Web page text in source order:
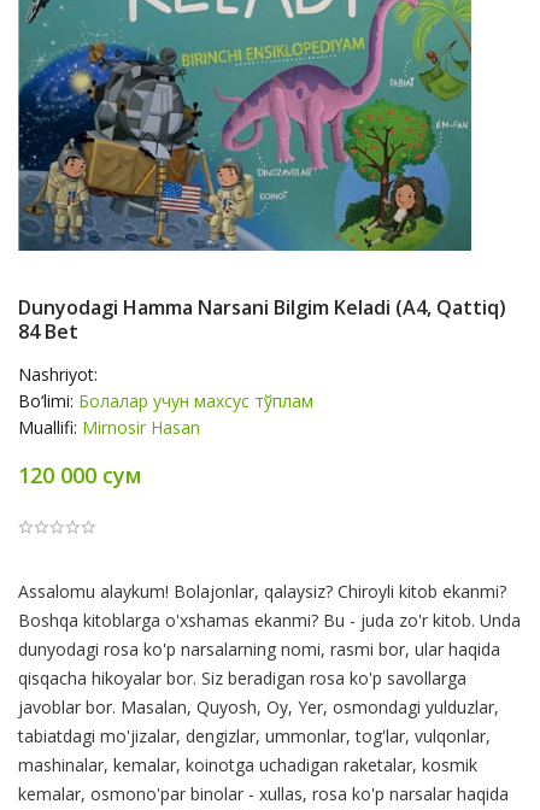
Dunyodagi Hamma Narsani Bilgim Keladi (А4, Qattiq)
84 Bet
Nashriyot:
Bo‘limi: Болалар учун махсус тўплам
Muallifi: Mirnosir Hasan
120 000 сум
Product
Summery
Assalomu alaykum! Bolajonlar, qalaysiz? Chiroyli kitob ekanmi?
Boshqa kitoblarga o'xshamas ekanmi? Bu - juda zo'r kitob. Unda
dunyodagi rosa ko'p narsalarning nomi, rasmi bor, ular haqida
qisqacha hikoyalar bor. Siz beradigan rosa ko'p savollarga
javoblar bor. Masalan, Quyosh, Oy, Yer, osmondagi yulduzlar,
tabiatdagi mo'jizalar, dengizlar, ummonlar, tog'lar, vulqonlar,
mashinalar, kemalar, koinotga uchadigan raketalar, kosmik
kemalar, osmono'par binolar - xullas, rosa ko'p narsalar haqida